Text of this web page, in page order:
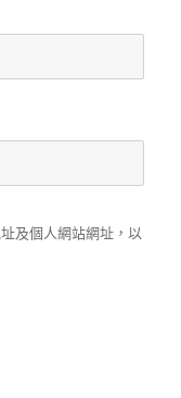
及個人網站網址，以